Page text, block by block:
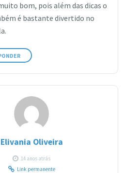
bom, pois além das dicas o
é bastante divertido no
Elivania Oliveira
14 anos atrás
Link permanente